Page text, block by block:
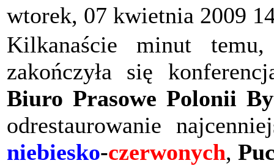
wtorek, 07 kwietnia 2009
Kilkanaście minut
zakończyła się
Biuro Prasowe Polonii
odrestaurowanie
niebiesko-czerwonych,